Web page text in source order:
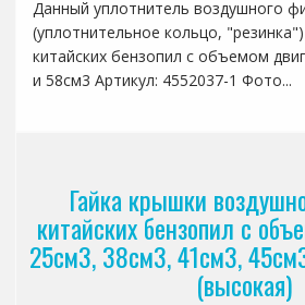
Данный уплотнитель воздушного
(уплотнительное кольцо,
китайских бензопил с объемом
и 58см3 Артикул: 4552037-1 Фото...
Гайка крышки
китайских бензопил с
25см3, 38см3, 41см3,
(высокая)